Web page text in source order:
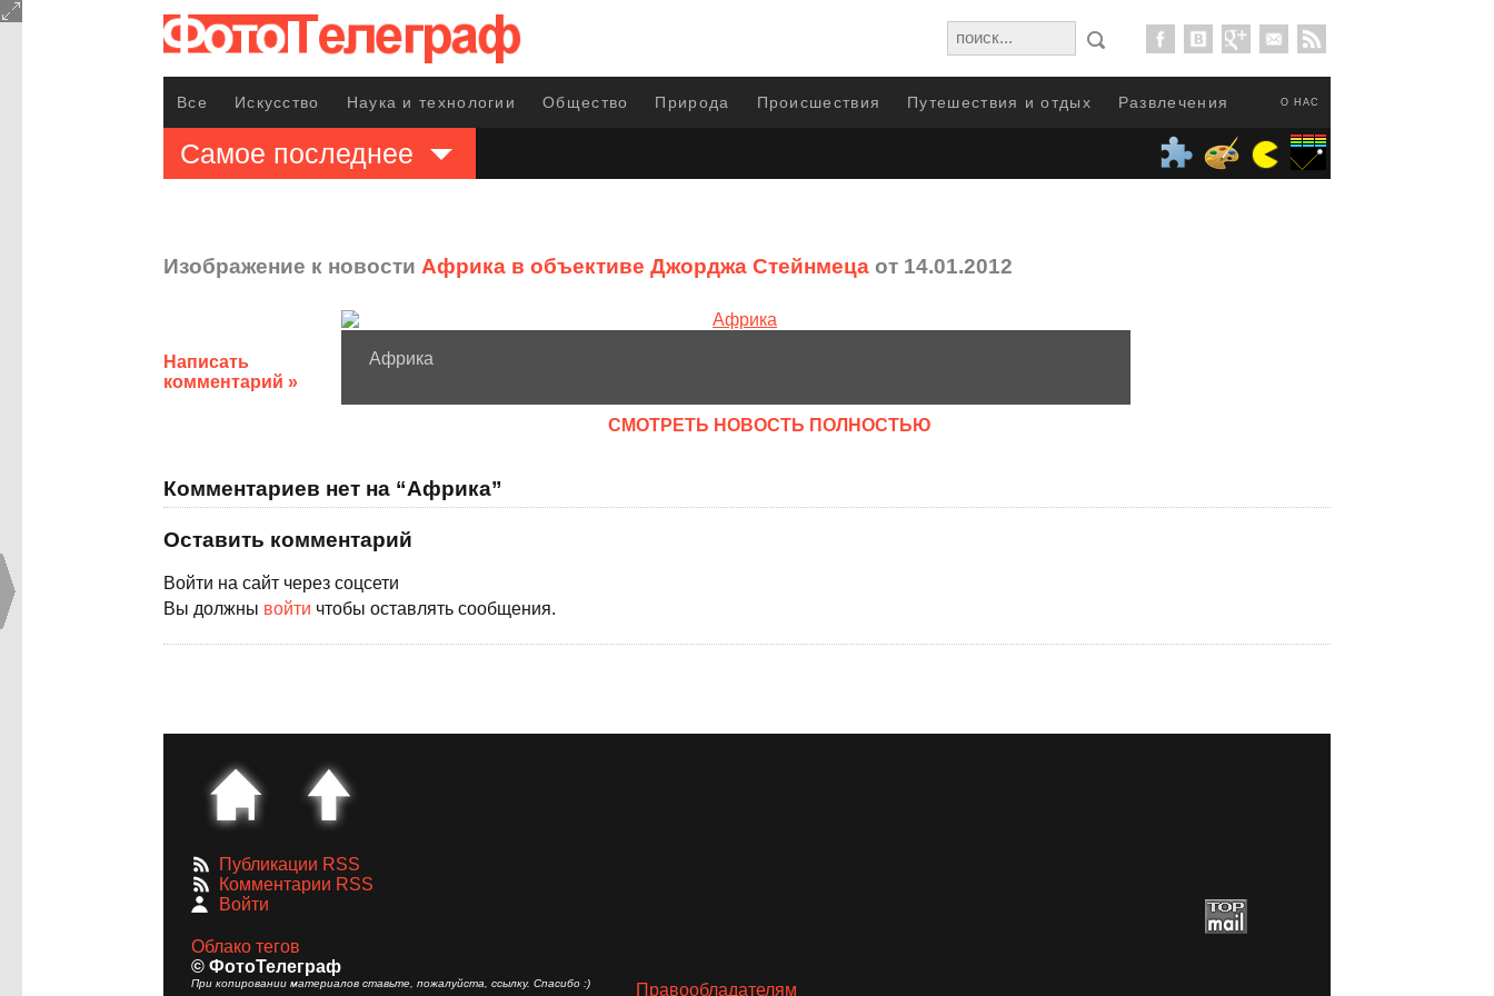
О НАС
Все Искусство Наука и технологии Общество Природа Происшествия Путешествия и отдых Развлечения
Самое последнее
Изображение к новости Африка в объективе Джорджа Стейнмеца от 14.01.2012
Написать
комментарий »
Африка
CМОТРЕТЬ НОВОСТЬ ПОЛНОСТЬЮ
Комментариев нет на “Африка”
Оставить комментарий
Войти на сайт через соцсети
Вы должны войти чтобы оставлять сообщения.
Публикации RSS
Комментарии RSS
Войти
Облако тегов
© ФотоТелеграф
При копировании материалов ставьте, пожалуйста, ссылку. Спасибо :) Правообладателям